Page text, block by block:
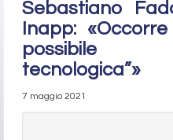
Sebastiano
Inapp:
possibile
tecnologica”»
7 maggio 2021